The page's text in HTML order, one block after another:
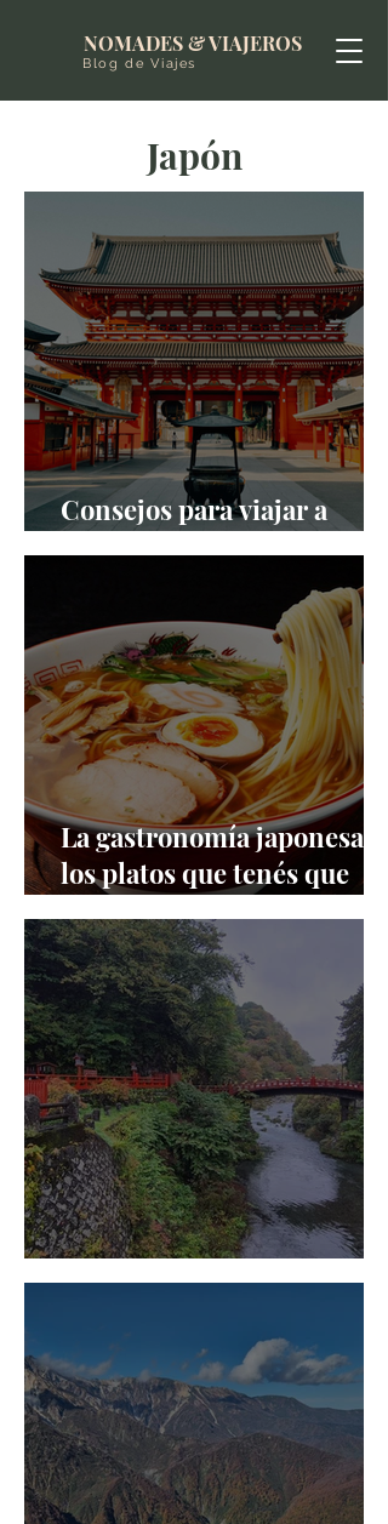
NOMADES & VIAJEROS
Blog de Viajes
Japón
Consejos para viajar a
Japón
La gastronomía japonesa:
los platos que tenés que
probar si venís a Japón
Qué ver y hacer en Nikko